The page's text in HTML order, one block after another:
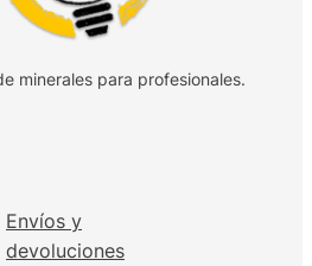
minerales para profesionales.
Envíos y
devoluciones